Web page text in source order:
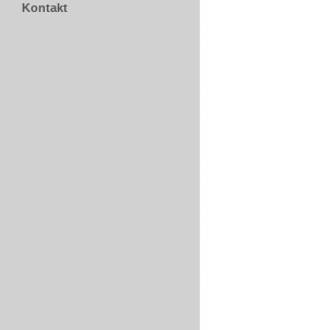
Kontakt